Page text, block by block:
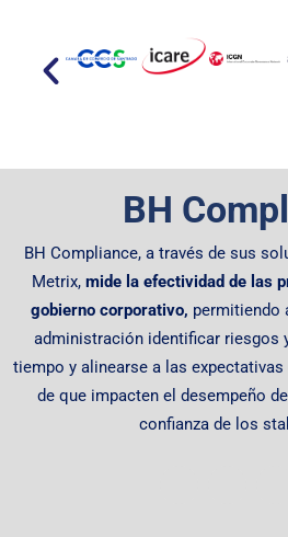
BH
BH Compliance, a través de sus
Metrix, mide la efectividad de las
gobierno corporativo, permitiendo
administración identificar riesgos
tiempo y alinearse a las
de que impacten el desempeño
confianza de los